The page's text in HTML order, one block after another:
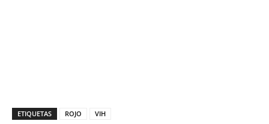
ETIQUETAS ROJO VIH